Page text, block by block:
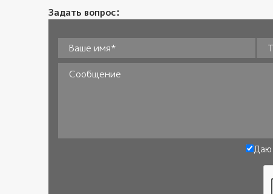
Задать вопрос:
Ваше имя**
Даю